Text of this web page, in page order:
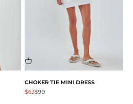
CHOKER TIE MINI DRESS
Prezzo scontato
$63Prezzo
$90